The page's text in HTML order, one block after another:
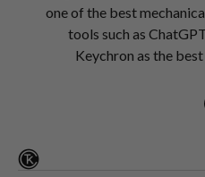
one of the best
tools such as
Keychron as the